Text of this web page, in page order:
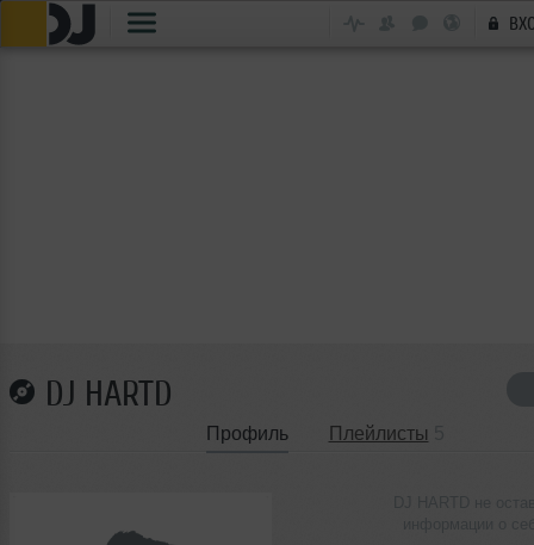
DJ HARTD
Профиль Плейлисты